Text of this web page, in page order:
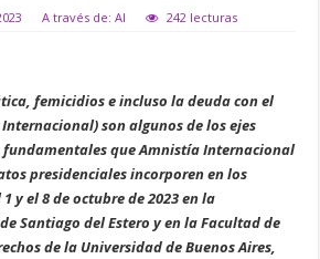
A través de: AI 242 lecturas
femicidios e incluso la deuda con el
son algunos de los ejes
fundamentales que Amnistía Internacional
presidenciales incorporen en los
y el 8 de octubre de 2023 en la
Santiago del Estero y en la Facultad de
de la Universidad de Buenos Aires,